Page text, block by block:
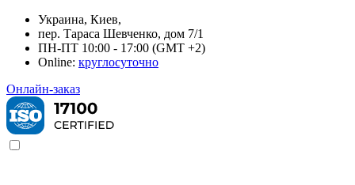
Украина, Киев,
пер. Тараса Шевченко, дом 7/1
ПН-ПТ 10:00 - 17:00 (GMT +2)
Online: круглосуточно
Онлайн-заказ